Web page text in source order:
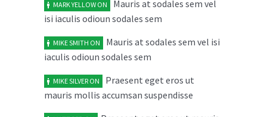
04
FEB
Cras elit ligula scelerisque
accumsan tristique quis
February 4, 2014 No replies
03
FEB
Maecenas risus metus malesuada
ut libero in
MARK YELLOW ON
Mauris at sodales sem vel
isi iaculis odioun sodales sem
MIKE SMITH ON
Mauris at sodales sem vel isi
iaculis odioun sodales sem
MIKE SILVER ON
Praesent eget eros ut
mauris mollis accumsan suspendisse